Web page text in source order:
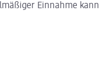
Einnahme kann